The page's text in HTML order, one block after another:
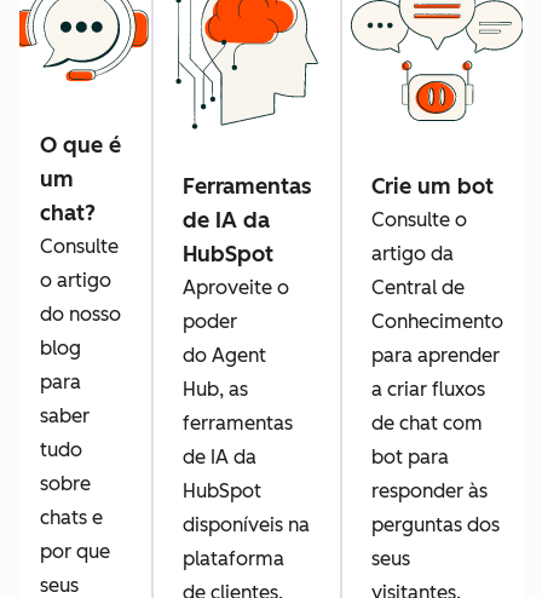
O que é
um
chat?
Consulte
o artigo
do nosso
blog
para
saber
tudo
sobre
chats e
por que
seus
Ferramentas
de IA da
HubSpot
Aproveite o
poder
do Agent
Hub, as
ferramentas
de IA da
HubSpot
disponíveis na
plataforma
de clientes.
Crie um bot
Consulte o
artigo da
Central de
Conhecimento
para aprender
a criar fluxos
de chat com
bot para
responder às
perguntas dos
seus
visitantes.